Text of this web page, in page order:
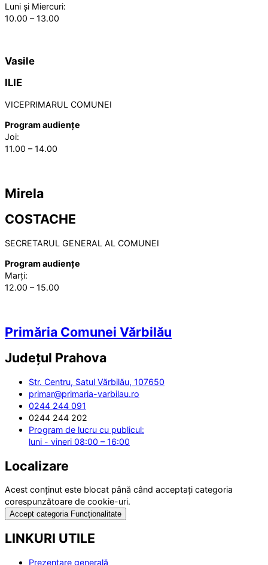
Luni și Miercuri:
10.00 – 13.00
Vasile
ILIE
VICEPRIMARUL COMUNEI
Program audiențe
Joi:
11.00 – 14.00
Mirela
COSTACHE
SECRETARUL GENERAL AL COMUNEI
Program audiențe
Marți:
12.00 – 15.00
Primăria Comunei Vărbilău
Județul Prahova
Str. Centru, Satul Vărbilău, 107650
primar@primaria-varbilau.ro
0244 244 091
0244 244 202
Program de lucru cu publicul:
luni - vineri 08:00 – 16:00
Localizare
Acest conținut este blocat până când acceptați categoria
corespunzătoare de cookie-uri.
Accept categoria Funcționalitate
LINKURI UTILE
Prezentare generală